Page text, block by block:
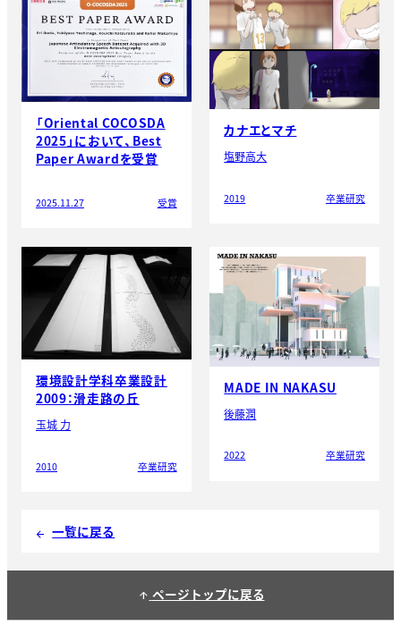
「Oriental COCOSDA
2025」において、Best
Paper Awardを受賞
2025.11.27 受賞
カナエとマチ
塩野高大
2019 卒業研究
環境設計学科卒業設計
2009：滑走路の丘
玉城 力
2010 卒業研究
MADE IN NAKASU
後藤潤
2022 卒業研究
arrow_back 一覧に戻る
arrow_upward ページトップに戻る